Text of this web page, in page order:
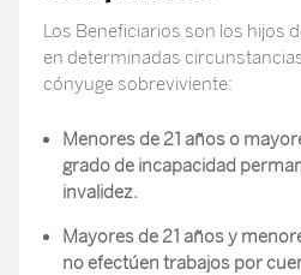
Los Beneficiarios son los hijos
en determinadas
cónyuge sobreviviente:
Menores de 21 años o
grado de incapacidad
invalidez.
Mayores de 21 años y
no efectúen trabajos por